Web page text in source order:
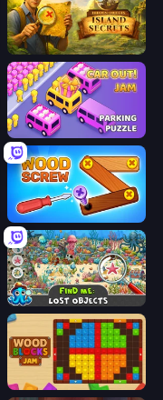
Hidden Objects: Island Secrets
Car OUT! Jam Parking Puzzle
Wood Screw: Bolts Puzzle
Find Me: Lost Objects
Wood Blocks Jam